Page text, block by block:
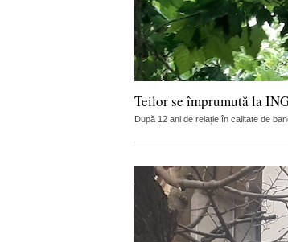
Teilor se împrumută la
După 12 ani de relație în calitate de